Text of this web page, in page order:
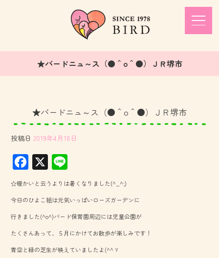
★バードニュ～ス（●＾o＾●）ＪＲ堺市
★バードニュ～ス（●＾o＾●）ＪＲ堺市
投稿日 2019年4月18日
F
ac
e
b
o
ok
X
ne
☆暖かいと云うよりは暑くなりました(^_^;)
今日のひよこ組は元気いっぱいローズガーデンに
行きました(^o^)バード保育園周辺には児童公園が
たくさんあって、５月にかけてお散歩が楽しみです！
青空と緑の芝生が映えていましたよ(^^ゞ